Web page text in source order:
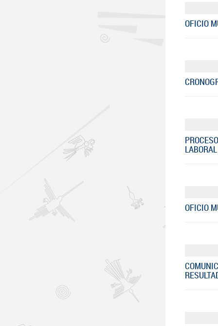
OFICIO
OFICIO